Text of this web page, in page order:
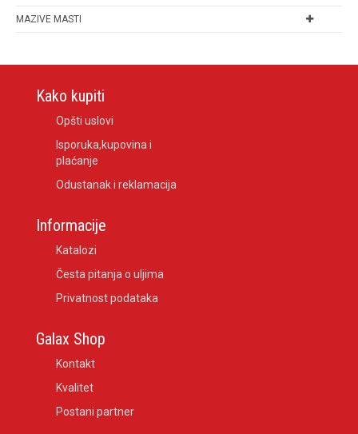
MAZIVE MASTI
Kako kupiti
Opšti uslovi
Isporuka,kupovina i
plaćanje
Odustanak i reklamacija
Informacije
Katalozi
Česta pitanja o uljima
Privatnost podataka
Galax Shop
Kontakt
Kvalitet
Postani partner